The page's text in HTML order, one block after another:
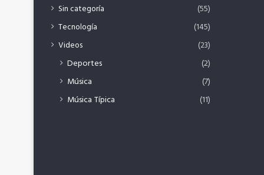
Sin categoría
(55)
Tecnología
(145)
Videos
(23)
Deportes
(2)
Música
(7)
Música Típica
(11)